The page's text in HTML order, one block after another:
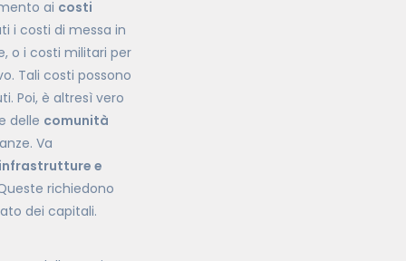
ai costi
i costi di messa in
o i costi militari per
Tali costi possono
Poi, è altresì vero
delle comunità
Va
e
richiedono
dei capitali.